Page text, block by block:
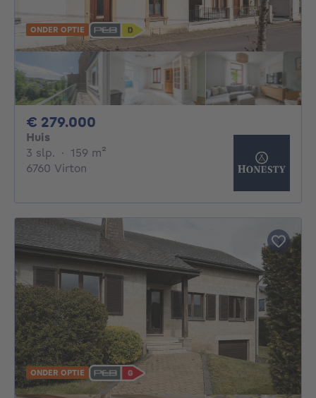
ONDER OPTIE
€ 279.000
Huis
3 slp. 3 slaapkamers
· 159 m²
6760 Virton
ONDER OPTIE